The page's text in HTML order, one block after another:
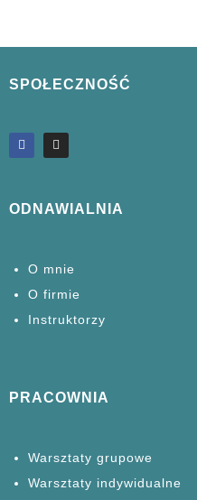
SPOŁECZNOŚĆ
ODNAWIALNIA
O mnie
O firmie
Instruktorzy
PRACOWNIA
Warsztaty grupowe
Warsztaty indywidualne